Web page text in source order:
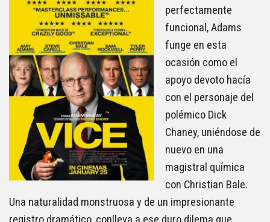
perfectamente
funcional, Adams
funge en esta
ocasión como el
apoyo devoto hacía
con el personaje del
polémico Dick
Chaney, uniéndose de
nuevo en una
magistral química
con Christian Bale.
Una naturalidad monstruosa y de un impresionante